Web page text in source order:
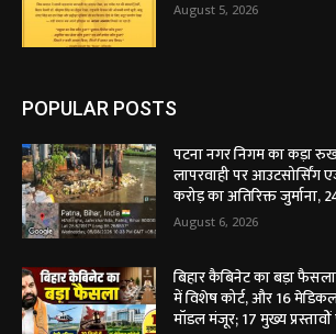
August 5, 2026
POPULAR POSTS
पटना नगर निगम का कड़ा
लापरवाही पर आउटसोर्सिंग
करोड़ का अतिरिक्त जुर्माना,
August 6, 2026
बिहार कैबिनेट का बड़ा
में विशेष कोर्ट, और 16
मॉडल मंजूर; 17 मुख्य